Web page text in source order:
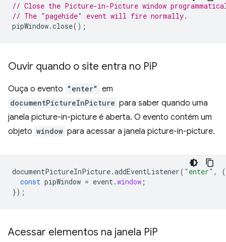
// Close the Picture-in-Picture window
// The "pagehide" event will fire normally.
pipWindow.close();
Ouvir quando o site entra no PiP
Ouça o evento "enter" em
documentPictureInPicture para saber quando uma
janela picture-in-picture é aberta. O evento contém um
objeto window para acessar a janela picture-in-picture.
documentPictureInPicture.addEventListener( "enter" ,
(
const pipWindow = event .window ;
});
Acessar elementos na janela PiP